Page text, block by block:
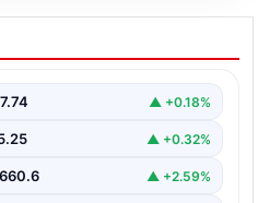
Bursa’da
▲ +0.18%
▲ +0.32%
▲ +2.59%